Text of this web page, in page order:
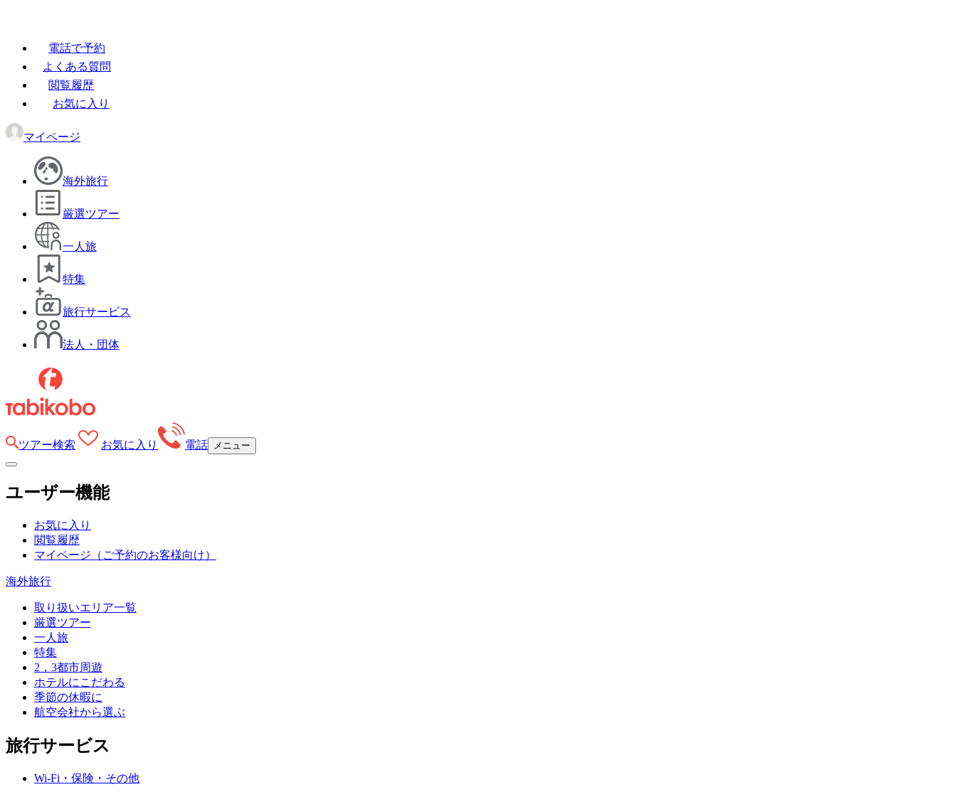
電話で予約
よくある質問
閲覧履歴
お気に入り
マイページ
海外旅行
厳選ツアー
一人旅
特集
旅行サービス
法人・団体
ツアー検索 お気に入り 電話 メニュー
ユーザー機能
お気に入り
閲覧履歴
マイページ （ご予約のお客様向け）
海外旅行
取り扱いエリア一覧
厳選ツアー
一人旅
特集
2，3都市周遊
ホテルにこだわる
季節の休暇に
航空会社から選ぶ
旅行サービス
Wi-Fi・保険・その他